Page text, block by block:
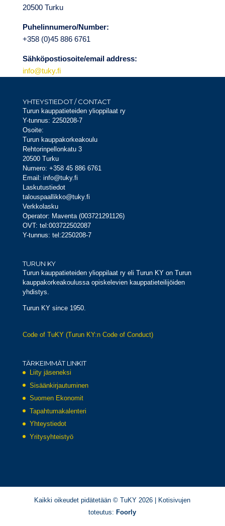
20500 Turku
Puhelinnumero/Number:
+358 (0)45 886 6761
Sähköpostiosoite/email address:
info@tuky.fi
YHTEYSTIEDOT / CONTACT
Turun kauppatieteiden ylioppilaat ry
Y-tunnus: 2250208-7
Osoite:
Turun kauppakorkeakoulu
Rehtorinpellonkatu 3
20500 Turku
Numero: +358 45 886 6761
Email: info@tuky.fi
Laskutustiedot
talouspaallikko@tuky.fi
Verkkolasku
Operator: Maventa (003721291126)
OVT: tel:003722502087
Y-tunnus: tel:2250208-7
TURUN KY
Turun kauppatieteiden ylioppilaat ry eli Turun KY on Turun
kauppakorkeakoulussa opiskelevien kauppatieteilijöiden
yhdistys.
Turun KY since 1950.
Code of TuKY (Turun KY:n Code of Conduct)
TÄRKEIMMÄT LINKIT
Liity jäseneksi
Sisäänkirjautuminen
Suomen Ekonomit
Tapahtumakalenteri
Yhteystiedot
Yritysyhteistyö
Kaikki oikeudet pidätetään © TuKY 2026 | Kotisivujen
toteutus: Foorly